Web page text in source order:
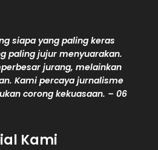
siapa yang paling keras
paling jujur menyuarakan.
jurang, melainkan
Kami percaya jurnalisme
corong kekuasaan. – 06
Kami